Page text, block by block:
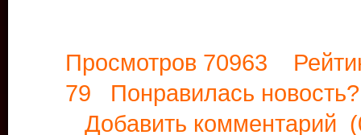
Просмотров 70963
79 Понравилась
Добавить комментарий